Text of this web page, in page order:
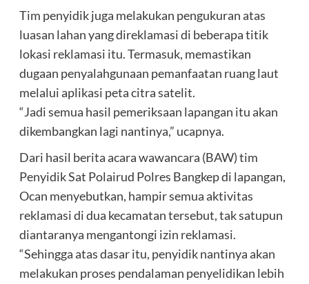
Tim penyidik juga melakukan pengukuran atas
luasan lahan yang direklamasi di beberapa titik
lokasi reklamasi itu. Termasuk, memastikan
dugaan penyalahgunaan pemanfaatan ruang laut
melalui aplikasi peta citra satelit.
“Jadi semua hasil pemeriksaan lapangan itu akan
dikembangkan lagi nantinya,” ucapnya.
Dari hasil berita acara wawancara (BAW) tim
Penyidik Sat Polairud Polres Bangkep di lapangan,
Ocan menyebutkan, hampir semua aktivitas
reklamasi di dua kecamatan tersebut, tak satupun
diantaranya mengantongi izin reklamasi.
“Sehingga atas dasar itu, penyidik nantinya akan
melakukan proses pendalaman penyelidikan lebih